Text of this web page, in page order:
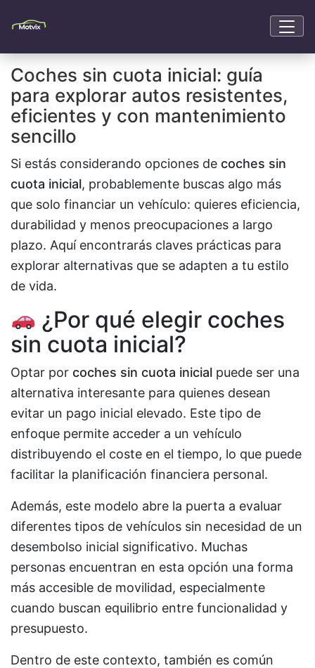
Coches sin cuota inicial: guía
para explorar autos resistentes,
eficientes y con mantenimiento
sencillo
Si estás considerando opciones de coches sin
cuota inicial, probablemente buscas algo más
que solo financiar un vehículo: quieres eficiencia,
durabilidad y menos preocupaciones a largo
plazo. Aquí encontrarás claves prácticas para
explorar alternativas que se adapten a tu estilo
de vida.
¿Por qué elegir coches
sin cuota inicial?
Optar por coches sin cuota inicial puede ser una
alternativa interesante para quienes desean
evitar un pago inicial elevado. Este tipo de
enfoque permite acceder a un vehículo
distribuyendo el coste en el tiempo, lo que puede
facilitar la planificación financiera personal.
Además, este modelo abre la puerta a evaluar
diferentes tipos de vehículos sin necesidad de un
desembolso inicial significativo. Muchas
personas encuentran en esta opción una forma
más accesible de movilidad, especialmente
cuando buscan equilibrio entre funcionalidad y
presupuesto.
Dentro de este contexto, también es común